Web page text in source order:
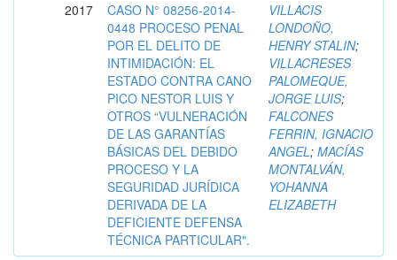
2017
CASO N° 08256-2014-
0448 PROCESO PENAL
POR EL DELITO DE
INTIMIDACIÓN: EL
ESTADO CONTRA CANO
PICO NESTOR LUIS Y
OTROS “VULNERACIÓN
DE LAS GARANTÍAS
BÁSICAS DEL DEBIDO
PROCESO Y LA
SEGURIDAD JURÍDICA
DERIVADA DE LA
DEFICIENTE DEFENSA
TÉCNICA PARTICULAR".
VILLACIS
LONDOÑO,
HENRY STALIN;
VILLACRESES
PALOMEQUE,
JORGE LUIS;
FALCONES
FERRIN, IGNACIO
ANGEL; MACÍAS
MONTALVÁN,
YOHANNA
ELIZABETH